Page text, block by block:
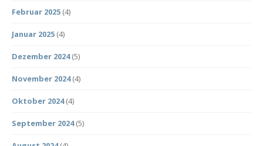
Februar 2025 (4)
Januar 2025 (4)
Dezember 2024(5)
November 2024(4)
Oktober 2024(4)
September 2024(5)